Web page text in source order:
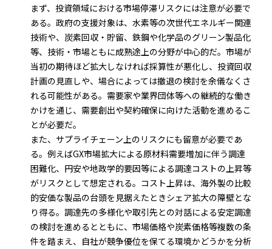
まず、投資領域における市場停滞リスクには注意が必要で
ある。政府の支援対象は、水素等の次世代エネルギー関連
技術や、炭素回収・貯留、鉄鋼や化学品のグリーン製品化
等、技術・市場ともに成熟途上の分野が中心的だ。市場が
当初の期待ほど拡大しなければ採算性が悪化し、投資回収
計画の見直しや、場合によっては撤退の検討を余儀なくさ
れる可能性がある。需要家や業界団体等への継続的な働き
かけを通じ、需要創出や契約確保に向けた活動を進めるこ
とが必要だ。
また、サプライチェーン上のリスクにも留意が必要であ
る。例えばGX市場拡大による原材料需要増加に伴う調達
困難化、円安や地政学的要因等による調達コストの上昇等
がリスクとして想定される。コスト上昇は、海外製の比較
的安価な製品の台頭を見据えたときシェア拡大の障壁とな
り得る。調達先の多様化や取引先との対話による安定調達
の検討を進めるとともに、市場価格や炭素価格等複数の条
件を踏まえ、自社が競争優位を保てる環境かどうかを分析